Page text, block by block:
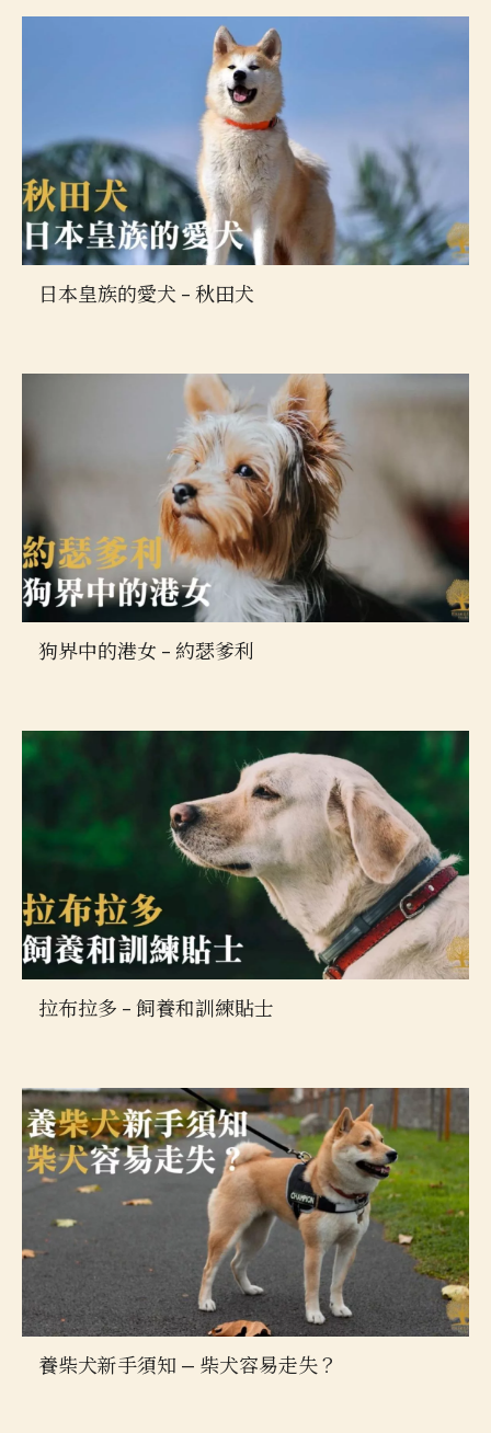
日本皇族的愛犬 – 秋田犬
狗界中的港女 – 約瑟爹利
拉布拉多 – 飼養和訓練貼士
養柴犬新手須知 — 柴犬容易走失？